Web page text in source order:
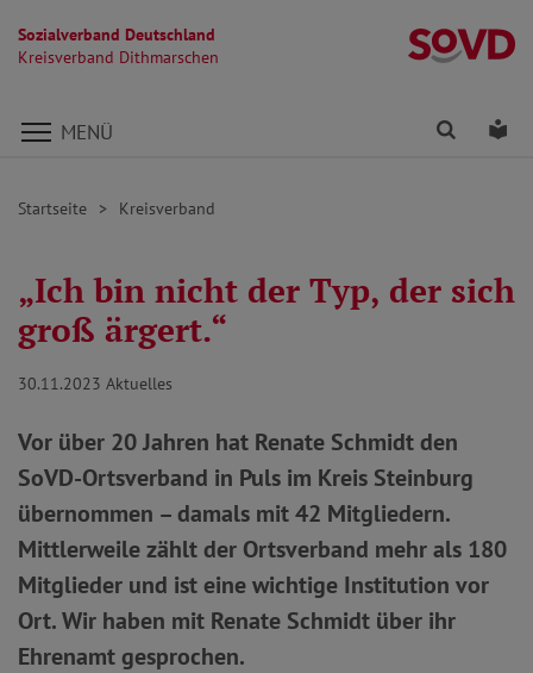
Sozialverband Deutschland
Kreisverband Dithmarschen
Direkt zu den Inhalten springen
MENÜ Finden
Startseite Kreisverband
„Ich bin nicht der Typ, der sich
groß ärgert.“
30.11.2023 Aktuelles
Vor über 20 Jahren hat Renate Schmidt den
SoVD-Ortsverband in Puls im Kreis Steinburg
übernommen – damals mit 42 Mitgliedern.
Mittlerweile zählt der Ortsverband mehr als 180
Mitglieder und ist eine wichtige Institution vor
Ort. Wir haben mit Renate Schmidt über ihr
Ehrenamt gesprochen.